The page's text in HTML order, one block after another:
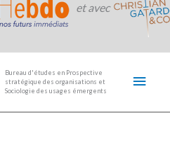
et avec
Bureau d'études en Prospective
stratégique des organisations et
Sociologie des usages émergents